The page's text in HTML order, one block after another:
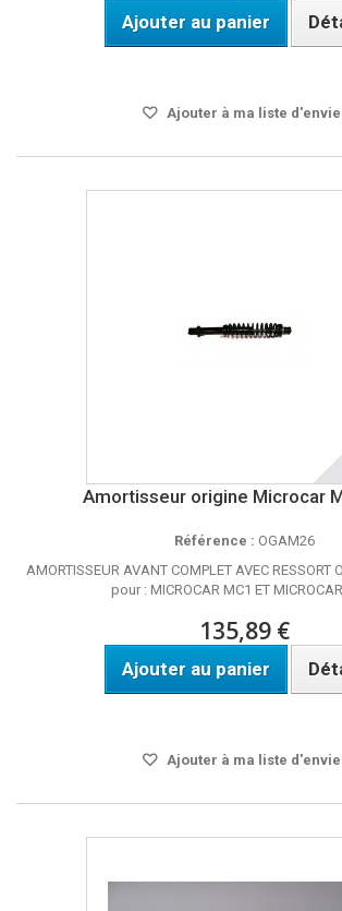
Ajouter au panier
Ajouter à ma liste
Amortisseur origine Microcar
Référence : OGAM26
AMORTISSEUR AVANT COMPLET AVEC RESSORT
pour : MICROCAR MC1 ET
135,89 €
Ajouter au panier
Ajouter à ma liste